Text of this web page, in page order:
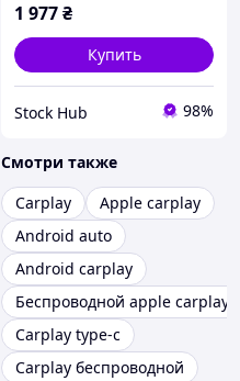
1 977₴
Купить
Stock Hub 98%
Смотри также
Carplay
Apple carplay
Android auto
Android carplay
Беспроводной apple carplay
Carplay type-c
Carplay беспроводной